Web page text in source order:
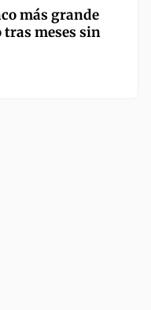
más grande
meses sin